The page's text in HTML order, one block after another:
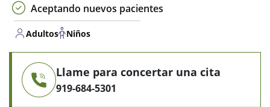
Aceptando nuevos pacientes
Adultos Niños
Llame para concertar una cita
919-684-5301